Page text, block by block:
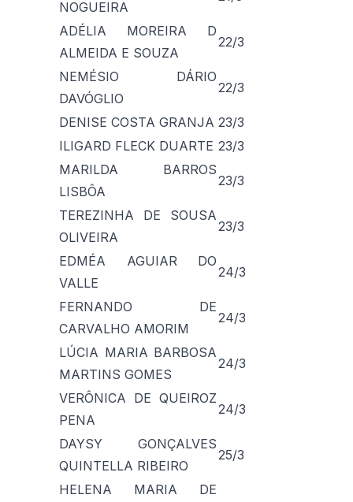
NOGUEIRA
ADÉLIA MOREIRA D
ALMEIDA E SOUZA
22/3
NEMÉSIO DÁRIO
DAVÓGLIO
22/3
DENISE COSTA GRANJA 23/3
ILIGARD FLECK DUARTE 23/3
MARILDA BARROS
LISBÔA
23/3
TEREZINHA DE SOUSA
OLIVEIRA
23/3
EDMÉA AGUIAR DO
VALLE
24/3
FERNANDO DE
CARVALHO AMORIM
24/3
LÚCIA MARIA BARBOSA
MARTINS GOMES
24/3
VERÔNICA DE QUEIROZ
PENA
24/3
DAYSY GONÇALVES
QUINTELLA RIBEIRO
25/3
HELENA MARIA DE